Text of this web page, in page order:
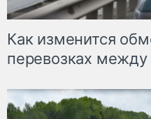
Как изменится
перевозках